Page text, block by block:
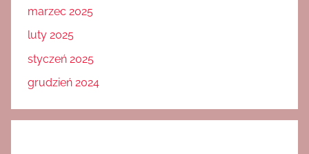
marzec 2025
luty 2025
styczeń 2025
grudzień 2024